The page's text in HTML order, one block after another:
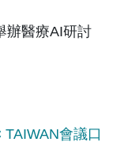
辦醫療AI研討
會議口